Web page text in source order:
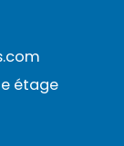
étage